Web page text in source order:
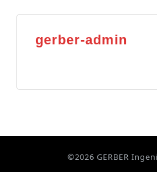
gerber-admin
©2026 GERBER